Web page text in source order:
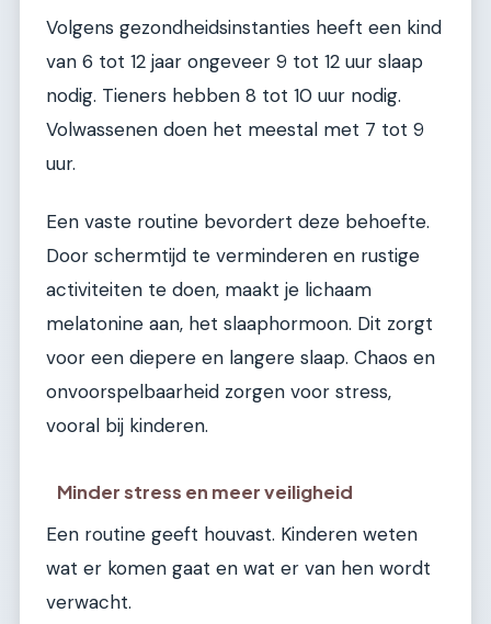
Volgens gezondheidsinstanties heeft een kind
van 6 tot 12 jaar ongeveer 9 tot 12 uur slaap
nodig. Tieners hebben 8 tot 10 uur nodig.
Volwassenen doen het meestal met 7 tot 9
uur.
Een vaste routine bevordert deze behoefte.
Door schermtijd te verminderen en rustige
activiteiten te doen, maakt je lichaam
melatonine aan, het slaaphormoon. Dit zorgt
voor een diepere en langere slaap. Chaos en
onvoorspelbaarheid zorgen voor stress,
vooral bij kinderen.
Minder stress en meer veiligheid
Een routine geeft houvast. Kinderen weten
wat er komen gaat en wat er van hen wordt
verwacht.